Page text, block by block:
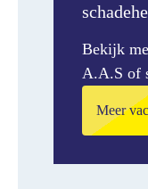
Bekijk
A.A.S of
Meer